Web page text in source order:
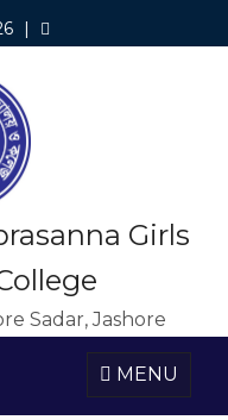
|
Girls
Sadar, Jashore
MENU